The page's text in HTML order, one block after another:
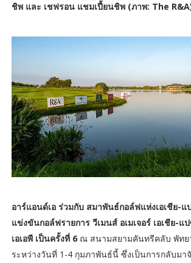
ชิพ และ เชฟรอน แชมเปี้ยนชิพ (ภาพ: The
อาร์แอนด์เอ ร่วมกับ สมาพันธ์กอล์ฟแห่งเอเชีย-
แข่งขันกอล์ฟรายการ วีเมนส์ อเมเจอร์ เอเชีย-แ
เอเอพี เป็นครั้งที่ 6 ณ สนามสยามคันทรีคลับ พัทย
ระหว่างวันที่ 1-4 กุมภาพันธ์นี้ ซึ่งเป็นการกลับม